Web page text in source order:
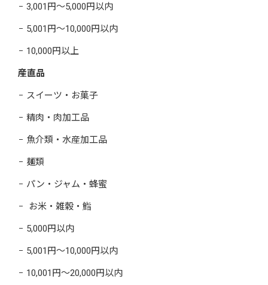
3,001円～5,000円以内
5,001円～10,000円以内
10,000円以上
産直品
スイーツ・お菓子
精肉・肉加工品
魚介類・水産加工品
麺類
パン・ジャム・蜂蜜
お米・雑穀・鮨
5,000円以内
5,001円～10,000円以内
10,001円～20,000円以内